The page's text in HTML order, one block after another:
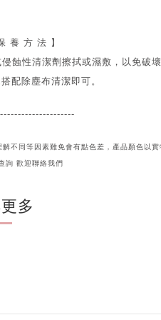
養 方 法 】
蝕性清潔劑擦拭或濕敷，以免破壞
配除塵布清潔即可。
不同 等因素難免會有點色差，產品顏色以實
詢 歡迎聯絡我們
多